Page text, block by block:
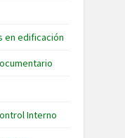
en edificación
Interno